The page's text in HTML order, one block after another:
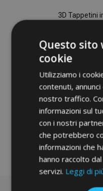
3D Tappetini
Questo sito
cookie
Utilizziamo i
contenuti,
nostro traffico.
informazioni sul
con i nostri
che potrebbero
informazioni che
hanno raccolto
servizi. Leggi di